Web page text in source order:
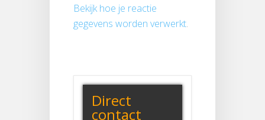
Bekijk hoe je reactie
gegevens worden verwerkt.
Direct
contact